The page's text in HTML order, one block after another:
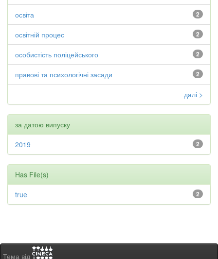
2
освіта
2
освітній процес
2
особистість поліцейського
2
правові та психологічні засади
далі >
за датою випуску
2
2019
Has File(s)
2
true
Тема від